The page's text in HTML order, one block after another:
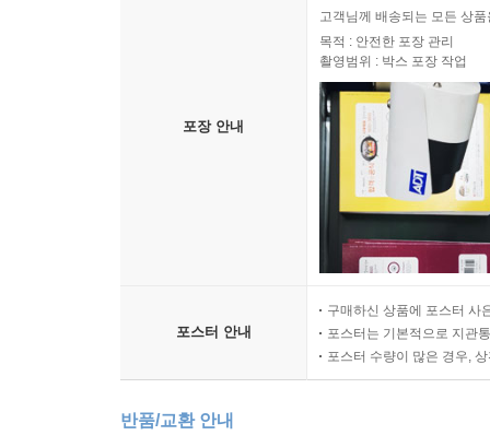
포장 안내
고객님께 배송되는 모든 상
목적 : 안전한 포장 관리
촬영범위 : 박스 포장 작업
포스터 안내
구매하신 상품에 포스터 사
포스터는 기본적으로 지관
포스터 수량이 많은 경우,
반품/교환 안내